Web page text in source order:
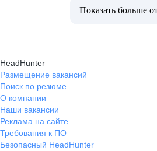
Показать больше
HeadHunter
Размещение вакансий
Поиск по резюме
О компании
Наши вакансии
Реклама на сайте
Требования к ПО
Безопасный HeadHunter